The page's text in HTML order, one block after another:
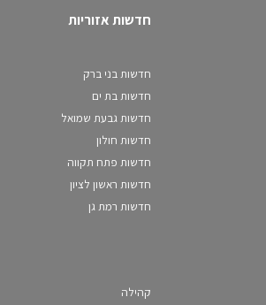
חדשות אזוריות
חדשות בני ברק
חדשות בת ים
חדשות גבעת שמואל
חדשות חולון
חדשות פתח תקווה
חדשות ראשון לציון
חדשות רמת גן
קהילה